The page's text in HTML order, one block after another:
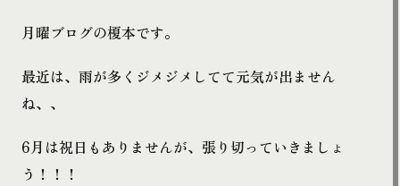
月曜ブログの榎本です。
最近は、雨が多くジメジメしてて元気が出ません
ね、、
6月は祝日もありませんが、張り切っていきましょ
う！！！